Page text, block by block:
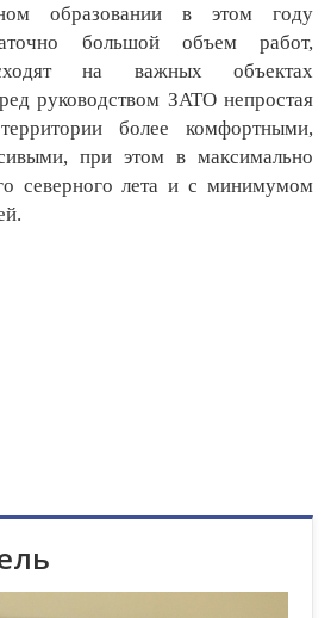
образовании в этом году
большой объем работ,
на важных объектах
руководством ЗАТО непростая
более комфортными,
при этом в максимально
северного лета и с минимумом